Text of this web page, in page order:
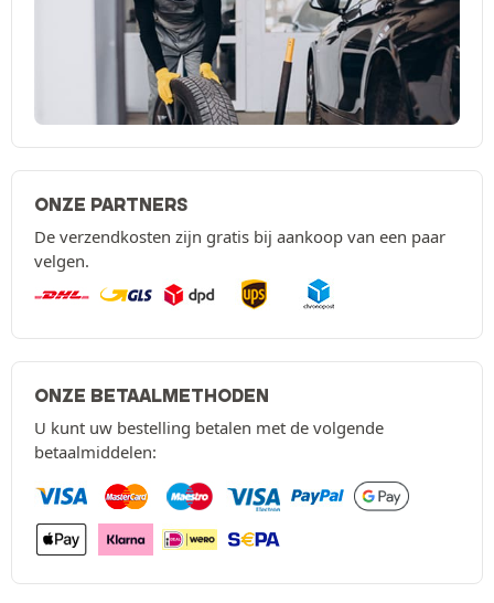
ONZE PARTNERS
De verzendkosten zijn gratis bij aankoop van een paar
velgen.
ONZE BETAALMETHODEN
U kunt uw bestelling betalen met de volgende
betaalmiddelen: